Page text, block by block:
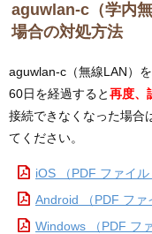
aguwlan-c（学内
場合の対処方法
aguwlan-c（無線LAN）
60日を経過すると再度、
接続できなくなった場合
てください。
iOS （PDF ファイル
Android （PDF ファ
Windows （PDF フ